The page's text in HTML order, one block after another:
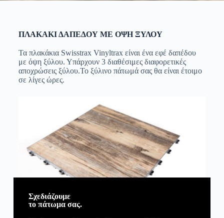
ΠΛΑΚΑΚΙ ΔΑΠΕΔΟΥ ΜΕ ΟΨΗ ΞΥΛΟΥ
Τα πλακάκια Swisstrax Vinyltrax είναι ένα εφέ δαπέδου
με όψη ξύλου. Υπάρχουν 3 διαθέσιμες διαφορετικές
αποχρώσεις ξύλου.Το ξύλινο πάτωμά σας θα είναι έτοιμο
σε λίγες ώρες.
Σχεδιάζουμε
το πάτωμα σας.